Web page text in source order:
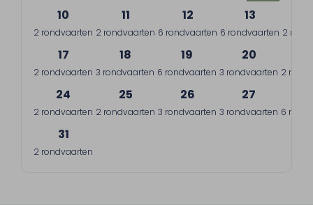
10
2 rondvaarten
11
2 rondvaarten
12
6 rondvaarten
13
6 rondvaarten 2
17
2 rondvaarten
18
3 rondvaarten
19
6 rondvaarten
20
3 rondvaarten 2
24
2 rondvaarten
25
2 rondvaarten
26
3 rondvaarten
27
3 rondvaarten 6
31
2 rondvaarten